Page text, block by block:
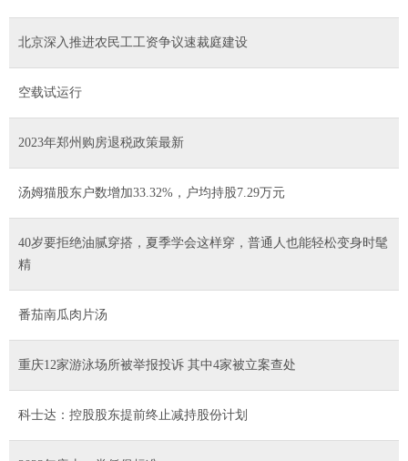
北京深入推进农民工工资争议速裁庭建设
空载试运行
2023年郑州购房退税政策最新
汤姆猫股东户数增加33.32%，户均持股7.29万元
40岁要拒绝油腻穿搭，夏季学会这样穿，普通人也能轻松变身时髦
精
番茄南瓜肉片汤
重庆12家游泳场所被举报投诉 其中4家被立案查处
科士达：控股股东提前终止减持股份计划